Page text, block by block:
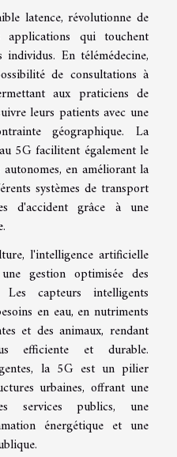
latence, révolutionne de
qui touchent
En télémédecine,
de consultations à
aux praticiens de
leurs patients avec une
géographique. La
5G facilitent également le
en améliorant la
systèmes de transport
d'accident grâce à une
l'intelligence artificielle
gestion optimisée des
capteurs intelligents
en eau, en nutriments
et des animaux, rendant
efficiente et durable.
la 5G est un pilier
urbaines, offrant une
services publics, une
énergétique et une